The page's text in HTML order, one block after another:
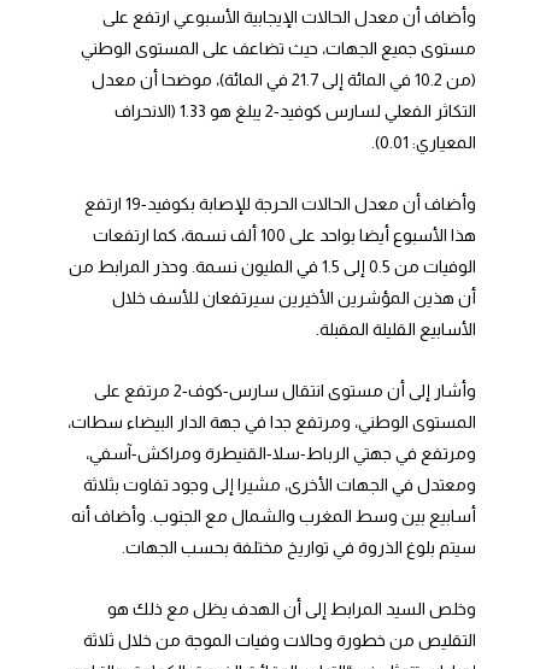
وأضاف أن معدل الحالات الإيجابية الأسبوعي ارتفع على
مستوى جميع الجهات، حيث تضاعف على المستوى الوطني
(من 10.2 في المائة إلى 21.7 في المائة)، موضحا أن معدل
التكاثر الفعلي لسارس كوفيد-2 يبلغ هو 1.33 (الانحراف
المعياري: 0.01).
وأضاف أن معدل الحالات الحرجة للإصابة بكوفيد-19 ارتفع
هذا الأسبوع أيضا بواحد على 100 ألف نسمة، كما ارتفعات
الوفيات من 0.5 إلى 1.5 في المليون نسمة. وحذر المرابط من
أن هذين المؤشرين الأخيرين سيرتفعان للأسف خلال
الأسابيع القليلة المقبلة.
وأشار إلى أن مستوى انتقال سارس-كوف-2 مرتفع على
المستوى الوطني، ومرتفع جدا في جهة الدار البيضاء سطات،
ومرتفع في جهتي الرباط-سلا-القنيطرة ومراكش-آسفي،
ومعتدل في الجهات الأخرى، مشيرا إلى وجود تفاوت بثلاثة
أسابيع بين وسط المغرب والشمال مع الجنوب. وأضاف أنه
سيتم بلوغ الذروة في تواريخ مختلفة بحسب الجهات.
وخلص السيد المرابط إلى أن الهدف يظل مع ذلك هو
التقليص من خطورة وحالات وفيات الموجة من خلال ثلاثة